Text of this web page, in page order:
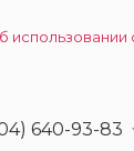
использовании
640-93-83